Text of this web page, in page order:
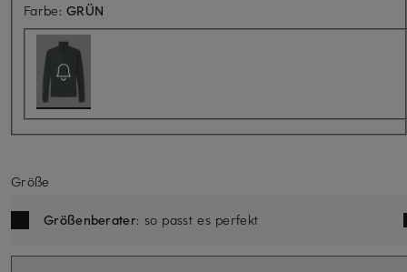
Farbe:GRÜN
Größe
Größenberater: so passt es perfekt